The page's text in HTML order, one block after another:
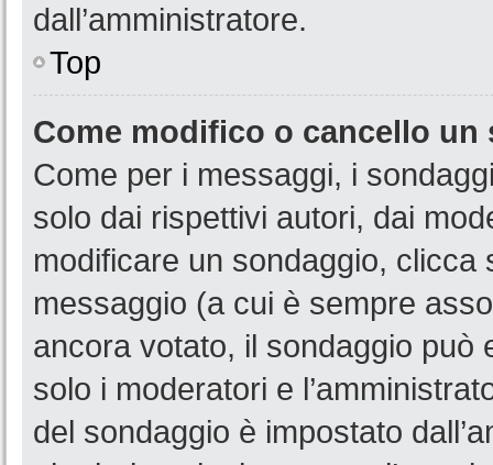
dall’amministratore.
Top
Come modifico o cancello un
Come per i messaggi, i
solo dai rispettivi autori, dai
modificare un sondaggio,
messaggio (a cui è sempre
ancora votato, il sondaggio può
solo i moderatori e
del sondaggio è impostato